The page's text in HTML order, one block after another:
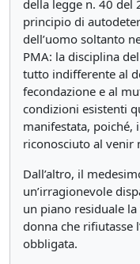
della legge n. 40 del
principio di
dell’uomo soltanto
PMA: la disciplina
tutto indifferente al
fecondazione e al
condizioni esistenti
manifestata, poiché,
riconosciuto al venir
Dall’altro, il
un’irragionevole
un piano residuale
donna che rifiutasse
obbligata.